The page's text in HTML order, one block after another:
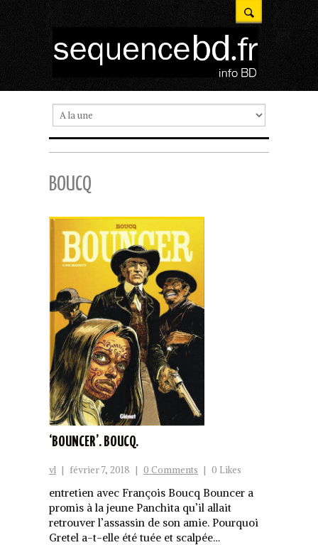
BOUCQ
‘BOUNCER’. BOUCQ.
vl | février 7, 2018 | 0 Comments | 0 Likes
entretien avec François Boucq Bouncer a
promis à la jeune Panchita qu’il allait
retrouver l’assassin de son amie. Pourquoi
Gretel a-t-elle été tuée et scalpée…